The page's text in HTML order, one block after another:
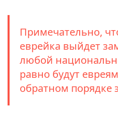
Примечательно,
еврейка выйдет
любой
равно будут
обратном порядке